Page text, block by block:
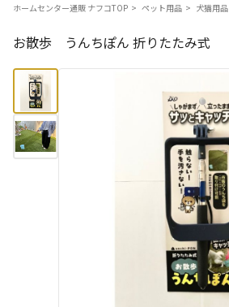
ホームセンター通販 ナフコTOP ペット用品 犬猫用品
お散歩 うんちぽん 折りたたみ式